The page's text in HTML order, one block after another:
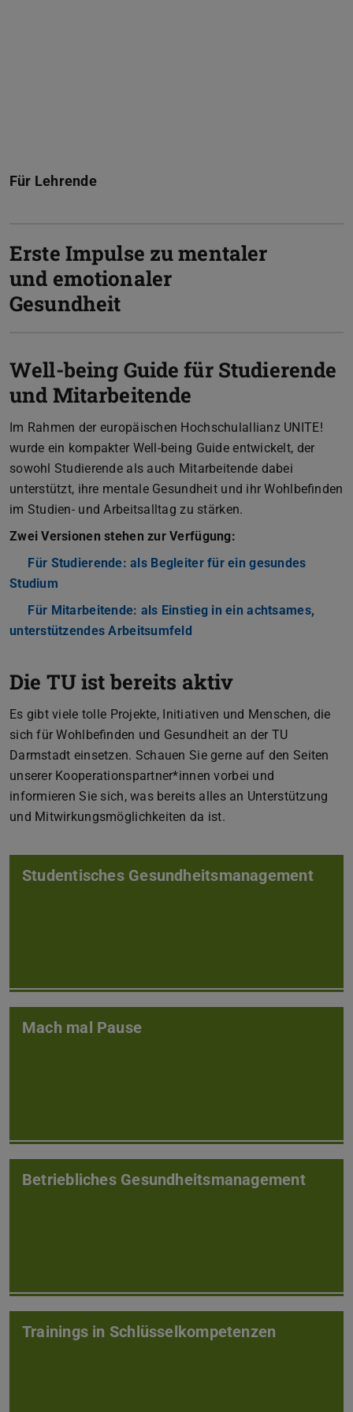
Für Lehrende
Erste Impulse zu mentaler
und emotionaler
Gesundheit
Well-being Guide für Studierende
und Mitarbeitende
Im Rahmen der europäischen Hochschulallianz UNITE!
wurde ein kompakter Well-being Guide entwickelt, der
sowohl Studierende als auch Mitarbeitende dabei
unterstützt, ihre mentale Gesundheit und ihr Wohlbefinden
im Studien- und Arbeitsalltag zu stärken.
Zwei Versionen stehen zur Verfügung:
Für Studierende: als Begleiter für ein gesundes
Studium
Für Mitarbeitende: als Einstieg in ein achtsames,
unterstützendes Arbeitsumfeld
Die TU ist bereits aktiv
Es gibt viele tolle Projekte, Initiativen und Menschen, die
sich für Wohlbefinden und Gesundheit an der TU
Darmstadt einsetzen. Schauen Sie gerne auf den Seiten
unserer Kooperationspartner*innen vorbei und
informieren Sie sich, was bereits alles an Unterstützung
und Mitwirkungsmöglichkeiten da ist.
Studentisches Gesundheitsmanagement
Mach mal Pause
Betriebliches Gesundheitsmanagement
Trainings in Schlüsselkompetenzen